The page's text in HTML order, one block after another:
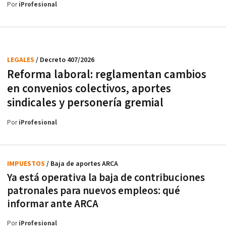
PoriProfesional
Reforma laboral: reglamentan cambios
en convenios colectivos, aportes
sindicales y personería gremial
LEGALES / Decreto 407/2026
PoriProfesional
Ya está operativa la baja de contribuciones
patronales para nuevos empleos: qué
informar ante ARCA
IMPUESTOS / Baja de aportes ARCA
PoriProfesional